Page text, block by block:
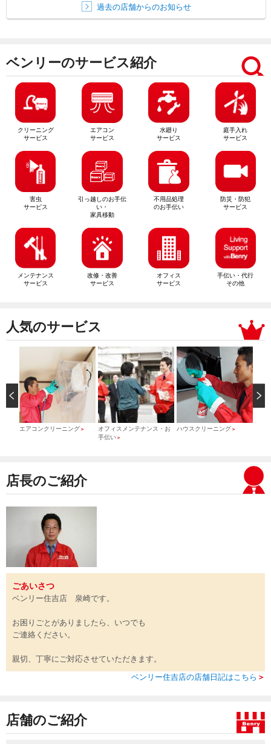
過去の店舗からのお知らせ
ベンリーのサービス紹介
クリーニング
サービス
エアコン
サービス
水廻り
サービス
庭手入れ
サービス
害虫
サービス
引っ越しのお手伝
い・
家具移動
不用品処理
のお手伝い
防災・防犯
サービス
メンテナンス
サービス
改修・改善
サービス
オフィス
サービス
手伝い・代行
その他
人気のサービス
エアコンクリーニング ＞
オフィスメンテナンス・お
手伝い ＞
ハウスクリーニング ＞
店長のご紹介
ごあいさつ
ベンリー住吉店 泉崎です。
お困りごとがありましたら、いつでも
ご連絡ください。
親切、丁寧にご対応させていただきます。
ベンリー住吉店の店舗日記はこちら ＞
店舗のご紹介